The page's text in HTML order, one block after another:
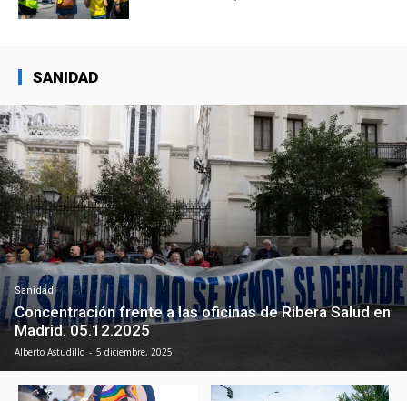
SANIDAD
Sanidad
Concentración frente a las oficinas de Ribera Salud en
Madrid. 05.12.2025
Alberto Astudillo - 5 diciembre, 2025